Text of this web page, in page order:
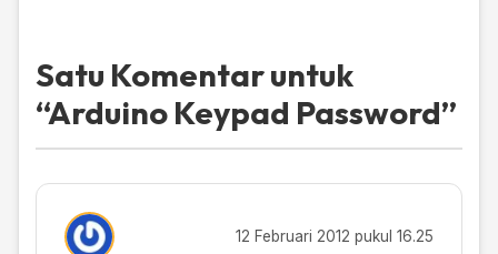
Satu Komentar untuk
“Arduino Keypad Password”
12 Februari 2012 pukul 16.25